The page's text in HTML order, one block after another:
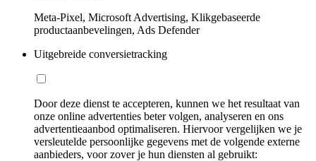
Meta-Pixel, Microsoft Advertising, Klikgebaseerde
productaanbevelingen, Ads Defender
Uitgebreide conversietracking
Door deze dienst te accepteren, kunnen we het resultaat van
onze online advertenties beter volgen, analyseren en ons
advertentieaanbod optimaliseren. Hiervoor vergelijken we je
versleutelde persoonlijke gegevens met de volgende externe
aanbieders, voor zover je hun diensten al gebruikt: